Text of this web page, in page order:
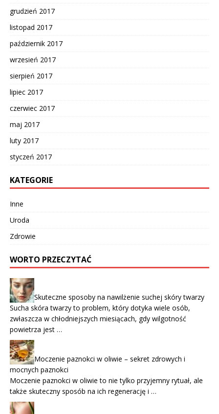
grudzień 2017
listopad 2017
październik 2017
wrzesień 2017
sierpień 2017
lipiec 2017
czerwiec 2017
maj 2017
luty 2017
styczeń 2017
KATEGORIE
Inne
Uroda
Zdrowie
WORTO PRZECZYTAĆ
Skuteczne sposoby na nawilżenie suchej skóry twarzy
Sucha skóra twarzy to problem, który dotyka wiele osób,
zwłaszcza w chłodniejszych miesiącach, gdy wilgotność
powietrza jest …
Moczenie paznokci w oliwie – sekret zdrowych i
mocnych paznokci
Moczenie paznokci w oliwie to nie tylko przyjemny rytuał, ale
także skuteczny sposób na ich regenerację i …